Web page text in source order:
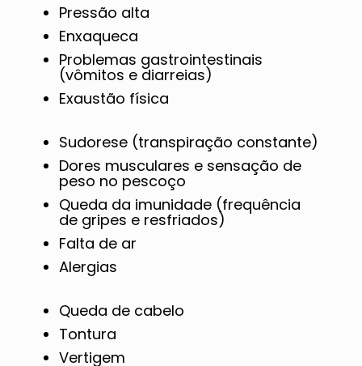
Pressão alta
Enxaqueca
Problemas gastrointestinais
(vômitos e diarreias)
Exaustão física
Sudorese (transpiração constante)
Dores musculares e sensação de
peso no pescoço
Queda da imunidade (frequência
de gripes e resfriados)
Falta de ar
Alergias
Queda de cabelo
Tontura
Vertigem